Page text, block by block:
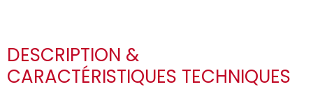
DESCRIPTION &
CARACTÉRISTIQUES TECHNIQUES